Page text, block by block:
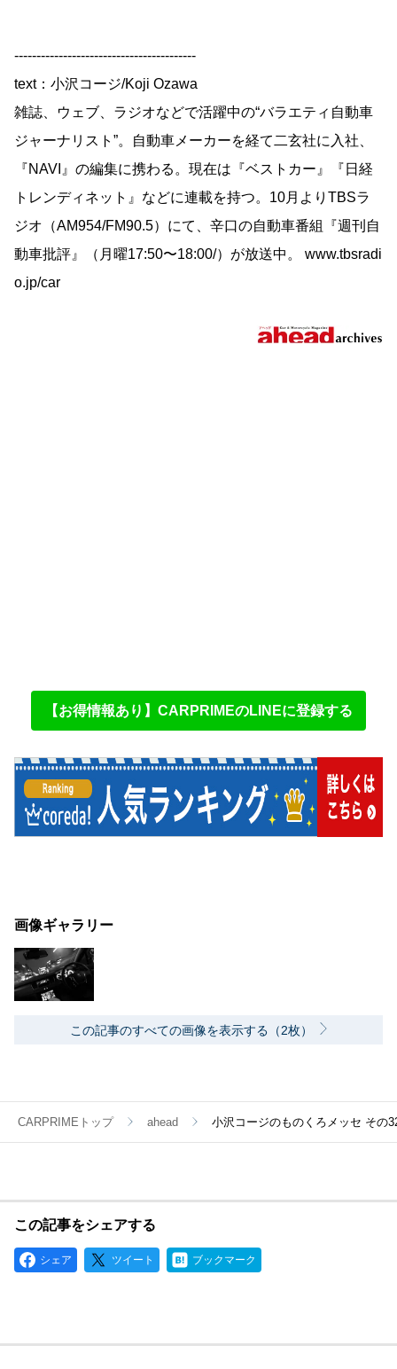
-----------------------------------------
text：小沢コージ/Koji Ozawa
雑誌、ウェブ、ラジオなどで活躍中の“バラエティ自動車
ジャーナリスト”。自動車メーカーを経て二玄社に入社、
『NAVI』の編集に携わる。現在は『ベストカー』『日経
トレンディネット』などに連載を持つ。10月よりTBSラ
ジオ（AM954/FM90.5）にて、辛口の自動車番組『週刊自
動車批評』（月曜17:50〜18:00/）が放送中。 www.tbsradi
o.jp/car
【お得情報あり】CARPRIMEのLINEに登録する
画像ギャラリー
この記事のすべての画像を表示する（2枚）
CARPRIMEトップ ahead 小沢コージのものくろメッセ その
この記事をシェアする
シェア ツイート ブックマーク